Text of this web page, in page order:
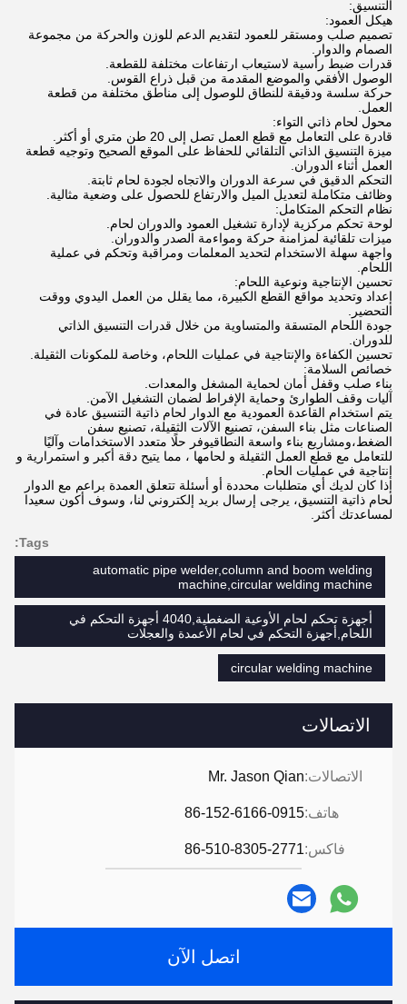
الاتصالات
الاتصالات:Mr. Jason Qian
هاتف:86-152-6166-0915
فاكس:86-510-8305-2771
اتصل الآن
التنسيق:
هيكل العمود:
تصميم صلب ومستقر للعمود لتقديم الدعم للوزن والحركة من مجموعة
الصمام والدوار.
قدرات ضبط رأسية لاستيعاب ارتفاعات مختلفة للقطعة.
الوصول الأفقي والموضع المقدمة من قبل ذراع القوس.
حركة سلسة ودقيقة للنطاق للوصول إلى مناطق مختلفة من قطعة
العمل.
محول لحام ذاتي التواء:
قادرة على التعامل مع قطع العمل تصل إلى 20 طن متري أو أكثر.
ميزة التنسيق الذاتي التلقائي للحفاظ على الموقع الصحيح وتوجيه قطعة
العمل أثناء الدوران.
التحكم الدقيق في سرعة الدوران والاتجاه لجودة لحام ثابتة.
وظائف متكاملة لتعديل الميل والارتفاع للحصول على وضعية مثالية.
نظام التحكم المتكامل:
لوحة تحكم مركزية لإدارة تشغيل العمود والدوران لحام.
ميزات تلقائية لمزامنة حركة ومواءمة الصدر والدوران.
واجهة سهلة الاستخدام لتحديد المعلمات ومراقبة وتحكم في عملية
اللحام.
تحسين الإنتاجية ونوعية اللحام:
إعداد وتحديد مواقع القطع الكبيرة، مما يقلل من العمل اليدوي ووقت
التحضير.
جودة اللحام المتسقة والمتساوية من خلال قدرات التنسيق الذاتي
للدوران.
تحسين الكفاءة والإنتاجية في عمليات اللحام، وخاصة للمكونات الثقيلة.
خصائص السلامة:
بناء صلب وقفل أمان لحماية المشغل والمعدات.
آليات وقف الطوارئ وحماية الإفراط لضمان التشغيل الآمن.
يتم استخدام القاعدة العمودية مع الدوار لحام ذاتية التنسيق عادة في
الصناعات مثل بناء السفن، تصنيع الآلات الثقيلة، تصنيع سفن
الضغط،ومشاريع بناء واسعة النطاقيوفر حلًا متعدد الاستخدامات وآليًا
للتعامل مع قطع العمل الثقيلة و لحامها ، مما يتيح دقة أكبر و استمرارية و
إنتاجية في عمليات الحام.
إذا كان لديك أي متطلبات محددة أو أسئلة تتعلق العمدة براعم مع الدوار
لحام ذاتية التنسيق، يرجى إرسال بريد إلكتروني لنا، وسوف أكون سعيدا
لمساعدتك أكثر.
Tags:
automatic pipe welder,column and boom welding
machine,circular welding machine
أجهزة تحكم لحام الأوعية الضغطية,4040 أجهزة التحكم في
اللحام,أجهزة التحكم في لحام الأعمدة والعجلات
circular welding machine